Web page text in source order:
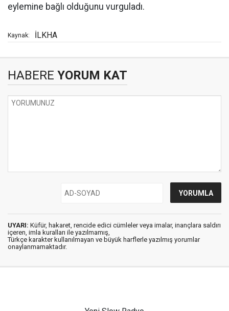
eylemine bağlı olduğunu vurguladı.
Kaynak: İLKHA
HABERE YORUM KAT
UYARI: Küfür, hakaret, rencide edici cümleler veya imalar, inançlara saldırı
içeren, imla kuralları ile yazılmamış,
Türkçe karakter kullanılmayan ve büyük harflerle yazılmış yorumlar
onaylanmamaktadır.